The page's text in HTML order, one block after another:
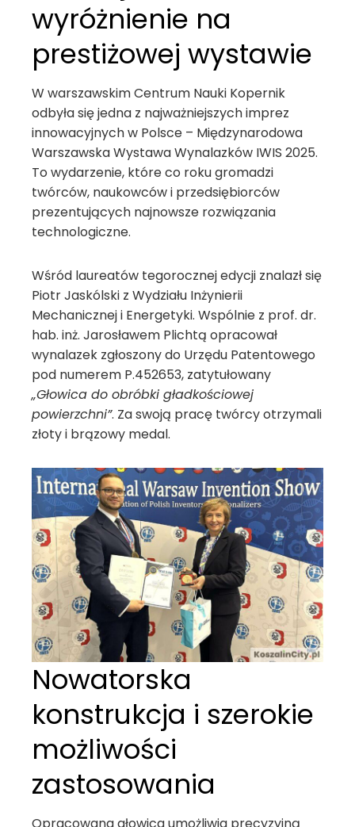
wyróżnienie na
prestiżowej wystawie
W warszawskim Centrum Nauki Kopernik
odbyła się jedna z najważniejszych imprez
innowacyjnych w Polsce – Międzynarodowa
Warszawska Wystawa Wynalazków IWIS 2025.
To wydarzenie, które co roku gromadzi
twórców, naukowców i przedsiębiorców
prezentujących najnowsze rozwiązania
technologiczne.
Wśród laureatów tegorocznej edycji znalazł się
Piotr Jaskólski z Wydziału Inżynierii
Mechanicznej i Energetyki. Wspólnie z prof. dr.
hab. inż. Jarosławem Plichtą opracował
wynalazek zgłoszony do Urzędu Patentowego
pod numerem P.452653, zatytułowany
„Głowica do obróbki gładkościowej
powierzchni”. Za swoją pracę twórcy otrzymali
złoty i brązowy medal.
Nowatorska
konstrukcja i szerokie
możliwości
zastosowania